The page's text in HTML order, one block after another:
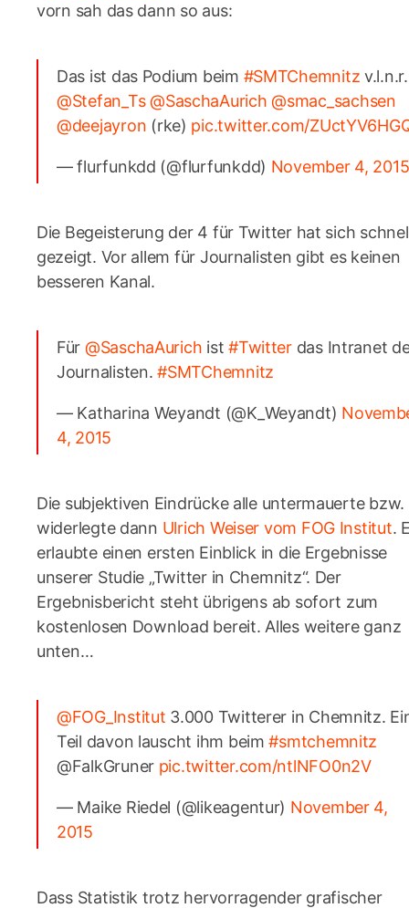
vorn sah das dann so aus:
Das ist das Podium beim #SMTChemnitz v.l.n.r.
@Stefan_Ts @SaschaAurich @smac_sachsen
@deejayron (rke) pic.twitter.com/
— flurfunkdd (@flurfunkdd) November 4, 2015
Die Begeisterung der 4 für Twitter hat sich
gezeigt. Vor allem für Journalisten gibt es keinen
besseren Kanal.
Für @SaschaAurich ist#Twitterdas Intranet
Journalisten.#SMTChemnitz
— Katharina Weyandt (@K_Weyandt)
4, 2015
Die subjektiven Eindrücke alle untermauerte bzw.
widerlegte dann Ulrich Weiser vom FOG Institut.
erlaubte einen ersten Einblick in die Ergebnisse
unserer Studie „Twitter in Chemnitz“. Der
Ergebnisbericht steht übrigens ab sofort zum
kostenlosen Download bereit. Alles weitere ganz
unten…
@FOG_Institut 3.000 Twitterer in Chemnitz.
Teil davon lauscht ihm beim#smtchemnitz
@FalkGruner pic.twitter.com/ntlNFO0n2V
— Maike Riedel (@likeagentur) November 4,
2015
Dass Statistik trotz hervorragender grafischer